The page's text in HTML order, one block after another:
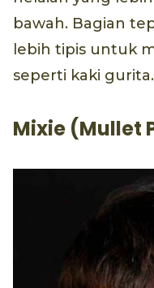
bawah. Bagian
lebih tipis untuk
seperti kaki gurita.
Mixie (Mullet